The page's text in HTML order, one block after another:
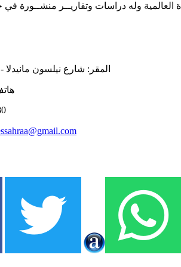
العالمية وله دراسات وتقاريــر منشــورة
هاتف: 25000622 -